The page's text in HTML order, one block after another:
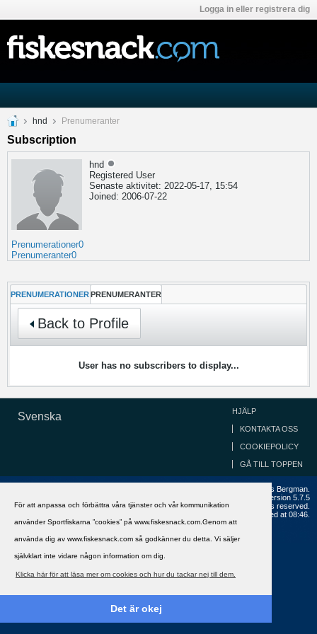
För att anpassa och förbättra våra tjänster och vår kommunikation
använder Sportfiskarna ”cookies” på www.fiskesnack.com.Genom att
använda dig av www.fiskesnack.com så godkänner du detta. Vi säljer
självklart inte vidare någon information om dig.
Klicka här för att läsa mer om cookies och hur du tackar nej till dem.
Det är okej
Logga in eller registrera dig
hnd Prenumeranter
Subscription
hnd
Registered User
Senaste aktivitet: 2022-05-17, 15:54
Joined: 2006-07-22
Prenumerationer0
Prenumeranter0
PRENUMERATIONER PRENUMERANTER
Back to Profile
User has no subscribers to display...
Svenska HJÄLP
KONTAKTA OSS
COOKIEPOLICY
GÅ TILL TOPPEN
Copyright ©2002 - 2021, FiskeSnack.com. Grundad 2002 av Anders Bergman.
Version 5.7.5
Copyright © 2026 MH Sub I, LLC dba vBulletin. All rights reserved.
All times are GMT+1. This page was generated at 08:46.